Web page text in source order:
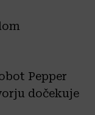
Pepper
dočekuje